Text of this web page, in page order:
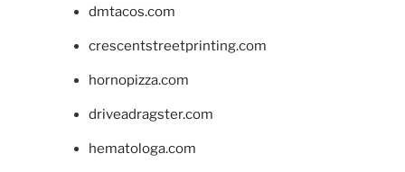
dmtacos.com
crescentstreetprinting.com
hornopizza.com
driveadragster.com
hematologa.com